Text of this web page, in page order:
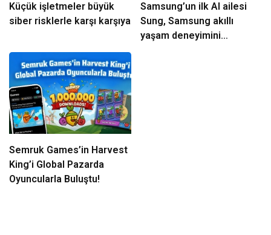
Küçük işletmeler büyük
siber risklerle karşı karşıya
Samsung’un ilk AI ailesi
Sung, Samsung akıllı
yaşam deneyimini
Semruk Games’in Harvest
King’i Global Pazarda
Oyuncularla Buluştu!